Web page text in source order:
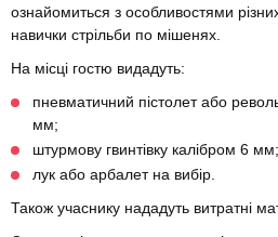
ознайомиться з особливостями
навички стрільби по мішенях.
На місці гостю видадуть:
пневматичний пістолет або
мм;
штурмову гвинтівку калібром 6 мм;
лук або арбалет на вибір.
Також учаснику нададуть витратні